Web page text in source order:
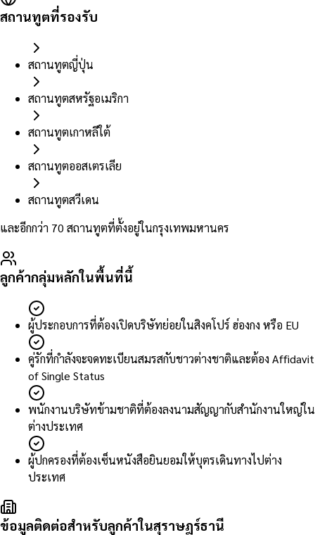
สถานทูตที่รองรับ
สถานทูตญี่ปุ่น
สถานทูตสหรัฐอเมริกา
สถานทูตเกาหลีใต้
สถานทูตออสเตรเลีย
สถานทูตสวีเดน
และอีกกว่า 70 สถานทูตที่ตั้งอยู่ในกรุงเทพมหานคร
ลูกค้ากลุ่มหลักในพื้นที่นี้
ผู้ประกอบการที่ต้องเปิดบริษัทย่อยในสิงคโปร์ ฮ่องกง หรือ EU
คู่รักที่กำลังจะจดทะเบียนสมรสกับชาวต่างชาติและต้อง Affidavit
of Single Status
พนักงานบริษัทข้ามชาติที่ต้องลงนามสัญญากับสำนักงานใหญ่ใน
ต่างประเทศ
ผู้ปกครองที่ต้องเซ็นหนังสือยินยอมให้บุตรเดินทางไปต่าง
ประเทศ
ข้อมูลติดต่อสำหรับลูกค้าในสุราษฎร์ธานี